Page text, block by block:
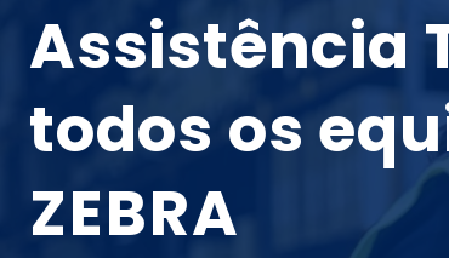
Assistência
todos os
ZEBRA